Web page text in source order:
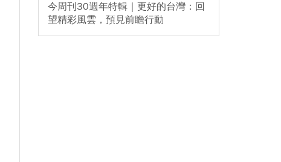
今周刊30週年特輯｜更好的台灣：回
望精彩風雲，預見前瞻行動